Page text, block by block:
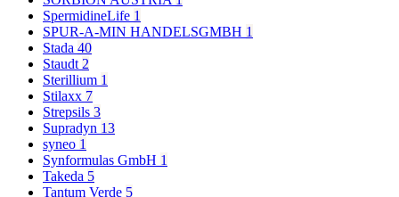
SpermidineLife 1
SPUR-A-MIN HANDELSGMBH 1
Stada 40
Staudt 2
Sterillium 1
Stilaxx 7
Strepsils 3
Supradyn 13
syneo 1
Synformulas GmbH 1
Takeda 5
Tantum Verde 5